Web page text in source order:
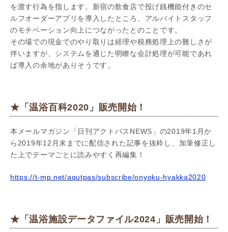
を渡す行為を指します。新宿の飲食店で投げ銭機能付きのセ
ルフオーダーアプリを導入したところ、アルバイトスタッフ
のモチベーション向上につながったとのことです。
その場での現金でのやり取りは経理や税務処理上の難しさが
伴いますが、システムを通じた明瞭な会計処理が可能であれ
ば導入の余地がありそうです。
★「温浴百科2020」販売開始！
本メールマガジン「日刊アクトパスNEWS」の2019年1月か
ら2019年12月末までに配信された記事を抜粋し、加筆修正し
た上でテーマごとに読みやすく再編集！
https://t-mp.net/aqutpas/subscribe/onyoku-hyakka2020
★「温浴施設データファイル2024」販売開始！